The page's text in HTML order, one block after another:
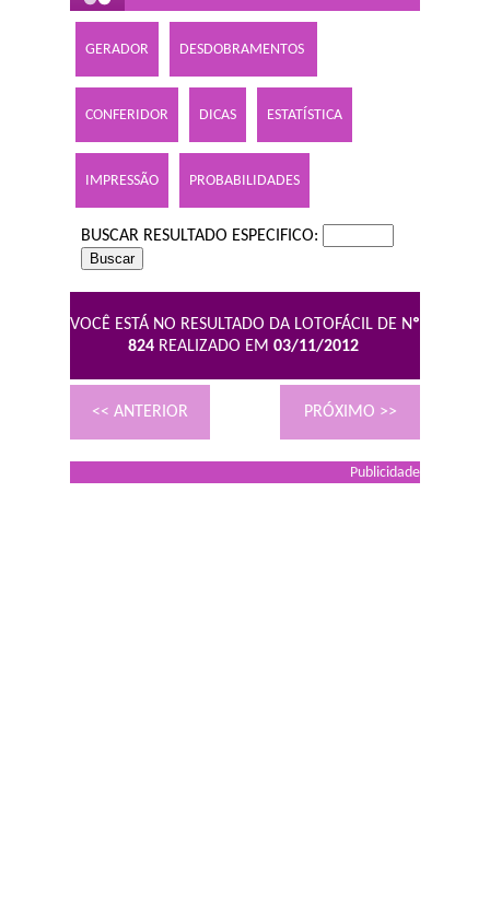
GERADOR DESDOBRAMENTOS
CONFERIDOR DICAS ESTATÍSTICA
IMPRESSÃO PROBABILIDADES
BUSCAR RESULTADO ESPECIFICO:
VOCÊ ESTÁ NO RESULTADO DA LOTOFÁCIL DE Nº
824 REALIZADO EM 03/11/2012
<< ANTERIOR PRÓXIMO >>
Publicidade